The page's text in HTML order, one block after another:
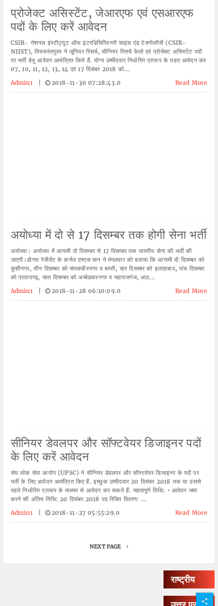
प्रोजेक्ट असिस्टेंट, जेआरएफ एवं एसआरएफ
पदों के लिए करें आवेदन
CSIR- नेशनल इंस्टीट्यूट ऑफ इंटरडिसिप्लिनरी साइंस एंड टेक्नोलॉजी (CSIR-
NIIST), तिरुवनंतपुरम ने जूनियर रिसर्च, सीनियर रिसर्च फेलो एवं प्रोजेक्ट असिस्टेंट पदों
पर भर्ती हेतु आवेदन आमंत्रित किये हैं. योग्य उम्मीदवार निर्धारित प्रारूप के तहत आवेदन कर
07, 10, 11, 12, 13, 14 एवं 17 दिसंबर 2018 को...
Admin1
2018-11-30 07:28:43.0 Read More
अयोध्या में दो से 17 दिसम्बर तक होगी सेना भर्ती
अयोध्या। अयोध्या में आगामी दो दिसम्बर से 17 दिसम्बर तक भारतीय सेना की भर्ती की
जाएगी।डोगरा रेजीमेंट के कर्नल एनएस मान ने मंगलवार को बताया कि आगामी दो दिसम्बर को
कुशीनगर, तीन दिसम्बर को संतकबीरनगर व बस्ती, चार दिसम्बर को इलाहाबाद, पांच दिसम्बर
को प्रतापगढ़, सात दिसम्बर को अम्बेडकरनगर व महाराजगंज, आठ...
Admin1
2018-11-28 06:10:09.0 Read More
सीनियर डेवलपर और सॉफ्टवेयर डिजाइनर पदों
के लिए करें आवेदन
संघ लोक सेवा आयोग (UPSC) ने सीनियर डेवलपर और सॉफ्टवेयर डिजाइनर के पदों पर
भर्ती के लिए आवेदन आमंत्रित किए हैं. इच्छुक उम्मीदवार 20 दिसंबर 2018 तक या उससे
पहले निर्धारित प्रारूप के माध्यम से आवेदन कर सकते हैं. महत्वपूर्ण तिथि: • आवेदन जमा
करने की अंतिम तिथि: 20 दिसंबर 2018 पद रिक्ति विवरण: ...
Admin1
2018-11-27 05:55:29.0 Read More
NEXT PAGE
राष्ट्रीय